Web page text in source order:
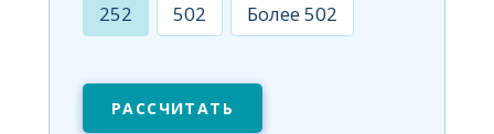
252
502 Более 502
РАССЧИТАТЬ